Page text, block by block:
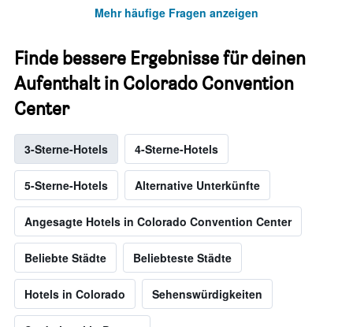
Mehr häufige Fragen anzeigen
Finde bessere Ergebnisse für deinen
Aufenthalt in Colorado Convention
Center
3-Sterne-Hotels 4-Sterne-Hotels
5-Sterne-Hotels Alternative Unterkünfte
Angesagte Hotels in Colorado Convention Center
Beliebte Städte Beliebteste Städte
Hotels in Colorado Sehenswürdigkeiten